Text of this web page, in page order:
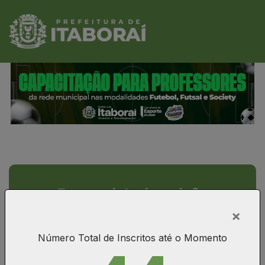
Fazer minha inscrição
×
Número Total de Inscritos até o Momento